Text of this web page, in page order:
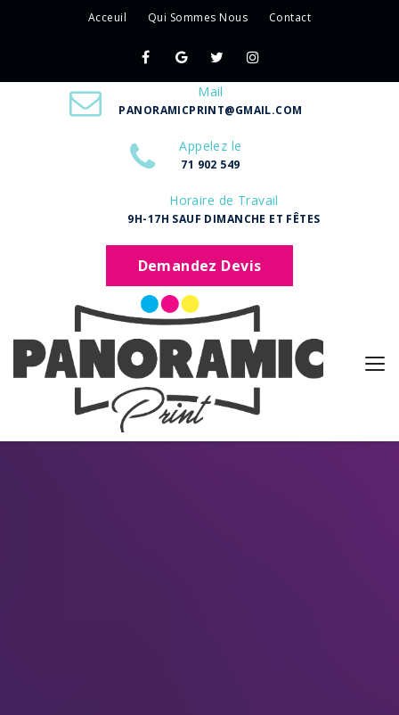
Acceuil Qui Sommes Nous Contact
Mail
PANORAMICPRINT@GMAIL.COM
Appelez le
71 902 549
Horaire de Travail
9H-17H SAUF DIMANCHE ET FÊTES
Demandez Devis